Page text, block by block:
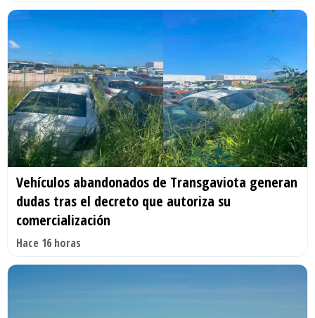
Vehículos abandonados de Transgaviota generan
dudas tras el decreto que autoriza su
comercialización
Hace 16 horas